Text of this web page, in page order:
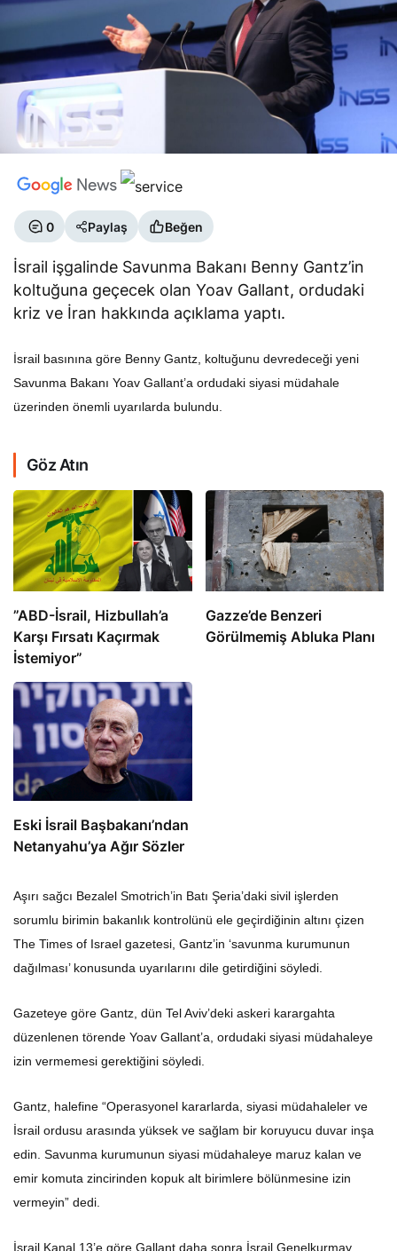
0 Paylaş Beğen
İsrail işgalinde Savunma Bakanı Benny Gantz’in
koltuğuna geçecek olan Yoav Gallant, ordudaki
kriz ve İran hakkında açıklama yaptı.
İsrail basınına göre Benny Gantz, koltuğunu devredeceği yeni
Savunma Bakanı Yoav Gallant’a ordudaki siyasi müdahale
üzerinden önemli uyarılarda bulundu.
Göz Atın
​​​​​​​”ABD-İsrail, Hizbullah’a
Karşı Fırsatı Kaçırmak
İstemiyor”
​​​​​​​Gazze’de Benzeri
Görülmemiş Abluka Planı
Eski İsrail Başbakanı’ndan
Netanyahu’ya Ağır Sözler
Aşırı sağcı Bezalel Smotrich’in Batı Şeria’daki sivil işlerden
sorumlu birimin bakanlık kontrolünü ele geçirdiğinin altını çizen
The Times of Israel gazetesi, Gantz’in ‘savunma kurumunun
dağılması’ konusunda uyarılarını dile getirdiğini söyledi.
Gazeteye göre Gantz, dün Tel Aviv’deki askeri karargahta
düzenlenen törende Yoav Gallant’a, ordudaki siyasi müdahaleye
izin vermemesi gerektiğini söyledi.
Gantz, halefine “Operasyonel kararlarda, siyasi müdahaleler ve
İsrail ordusu arasında yüksek ve sağlam bir koruyucu duvar inşa
edin. Savunma kurumunun siyasi müdahaleye maruz kalan ve
emir komuta zincirinden kopuk alt birimlere bölünmesine izin
vermeyin” dedi.
İsrail Kanal 13’e göre Gallant daha sonra İsrail Genelkurmay